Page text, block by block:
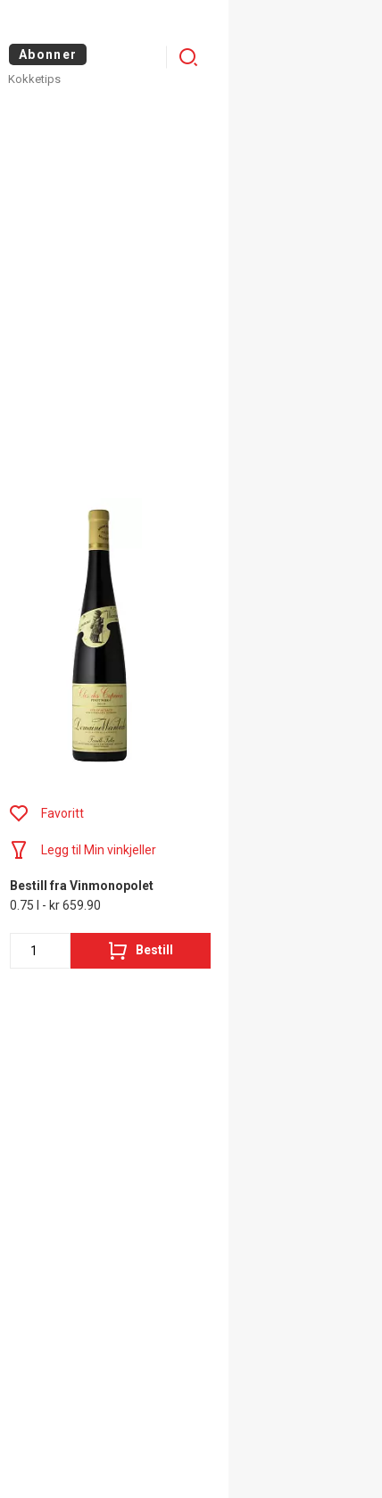
Abonner
Kokketips
Menu
Favoritt
Legg til Min vinkjeller
Bestill fra Vinmonopolet
0.75 l - kr 659.90
Bestill